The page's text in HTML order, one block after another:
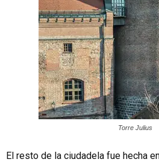
Torre Julius
El resto de la ciudadela fue hecha